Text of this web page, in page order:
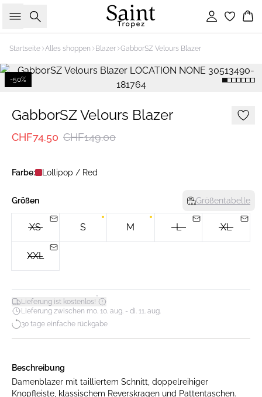
Suche Einloggen
Startseite Alles shoppen Blazer GabborSZ Velours Blazer
-50%
GabborSZ Velours Blazer
CHF74.50 CHF149.00
Farbe: Lollipop / Red
Größen Größentabelle
XS S M L XL
XXL
Lieferung ist kostenlos!*
Lieferung zwischen mo. 10. aug. - di. 11. aug.
30 tage einfache rückgabe
Beschreibung
Damenblazer mit tailliertem Schnitt, doppelreihiger
Knopfleiste, klassischem Reverskragen und Pattentaschen.